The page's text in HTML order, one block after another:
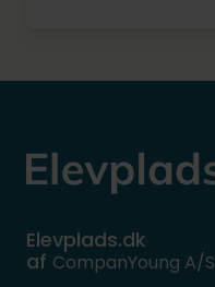
Elevplads.dk
af CompanYoung A/S